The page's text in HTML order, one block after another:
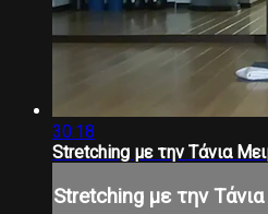
30:18
Stretching με την Τάνια
Stretching με την